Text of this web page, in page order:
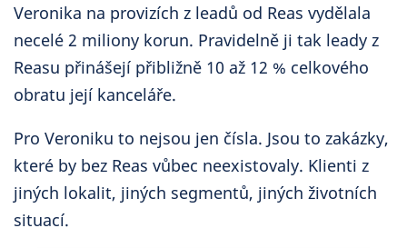
Veronika na provizích z leadů od Reas vydělala
necelé 2 miliony korun. Pravidelně ji tak leady z
Reasu přinášejí přibližně 10 až 12 % celkového
obratu její kanceláře.
Pro Veroniku to nejsou jen čísla. Jsou to zakázky,
které by bez Reas vůbec neexistovaly. Klienti z
jiných lokalit, jiných segmentů, jiných životních
situací.